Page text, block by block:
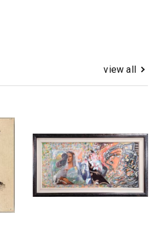
view all